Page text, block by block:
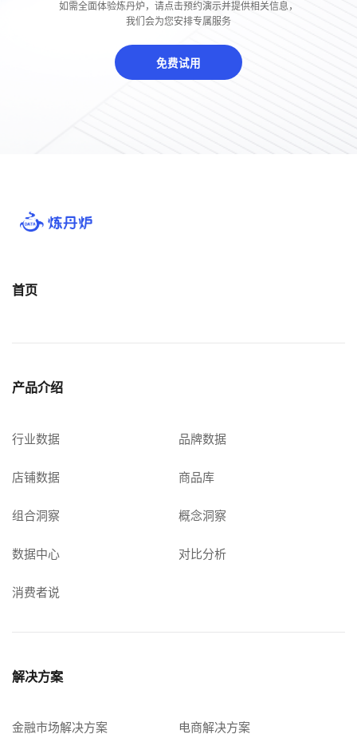
如需全面体验炼丹炉，请点击预约演示并提供相关信息，
我们会为您安排专属服务
免费试用
首页
产品介绍
行业数据 品牌数据
店铺数据 商品库
组合洞察 概念洞察
数据中心 对比分析
消费者说
解决方案
金融市场解决方案 电商解决方案